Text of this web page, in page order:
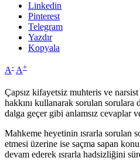
Linkedin
Pinterest
Telegram
Yazdır
Kopyala
A- A+
Çapsız kifayetsiz muhteris ve
hakkını kullanarak sorulan
dalga geçer gibi anlamsız cevaplar
Mahkeme heyetinin ısrarla sorulan
etmesi üzerine ise saçma sapan
devam ederek ısrarla hadsizliğini